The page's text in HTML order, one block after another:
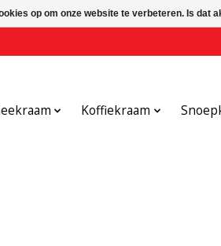
Koffiekraam
op om onze website te verbeteren. Is dat